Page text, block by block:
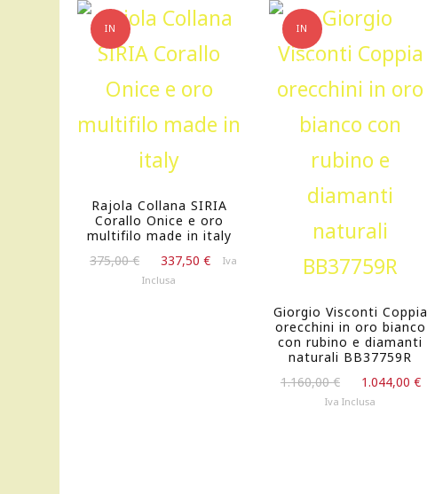
IN
OFFERTA!
Rajola Collana SIRIA
Corallo Onice e oro
multifilo made in italy
375,00€
prezzo
337,50€
IlIva
Inclusa
IN
OFFERTA!
Giorgio Visconti Coppia
orecchini in oro bianco
con rubino e diamanti
naturali BB37759R
1.160,00€
prezzo
1.044,00 €
Iva Inclusa